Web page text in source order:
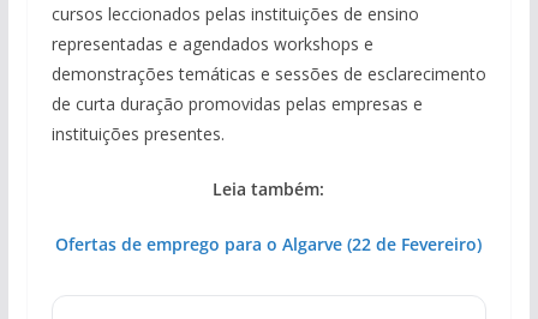
cursos leccionados pelas instituições de ensino
representadas e agendados workshops e
demonstrações temáticas e sessões de esclarecimento
de curta duração promovidas pelas empresas e
instituições presentes.
Leia também:
Ofertas de emprego para o Algarve (22 de Fevereiro)